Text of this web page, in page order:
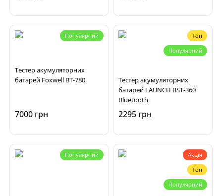
Популярний
Тестер акумуляторних
батарей Foxwell BT-780
7000 грн
Топ
Популярний
Тестер акумуляторних
батарей LAUNCH BST-360
Bluetooth
2295 грн
Популярний
Акція
Топ
Популярний